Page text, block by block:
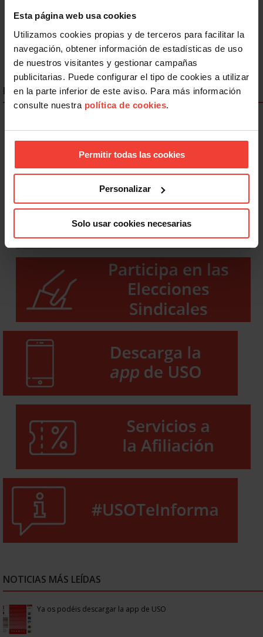
Esta página web usa cookies
Utilizamos cookies propias y de terceros para facilitar la
navegación, obtener información de estadísticas de uso
de nuestros visitantes y gestionar campañas
publicitarias. Puede configurar el tipo de cookies a utilizar
en la parte inferior de este aviso. Para más información
consulte nuestra política de cookies.
Permitir todas las cookies
Personalizar
Solo usar cookies necesarias
ENLACES DESTACADOS
NOTICIAS MÁS LEÍDAS
Ya os podéis descargar la app de USO